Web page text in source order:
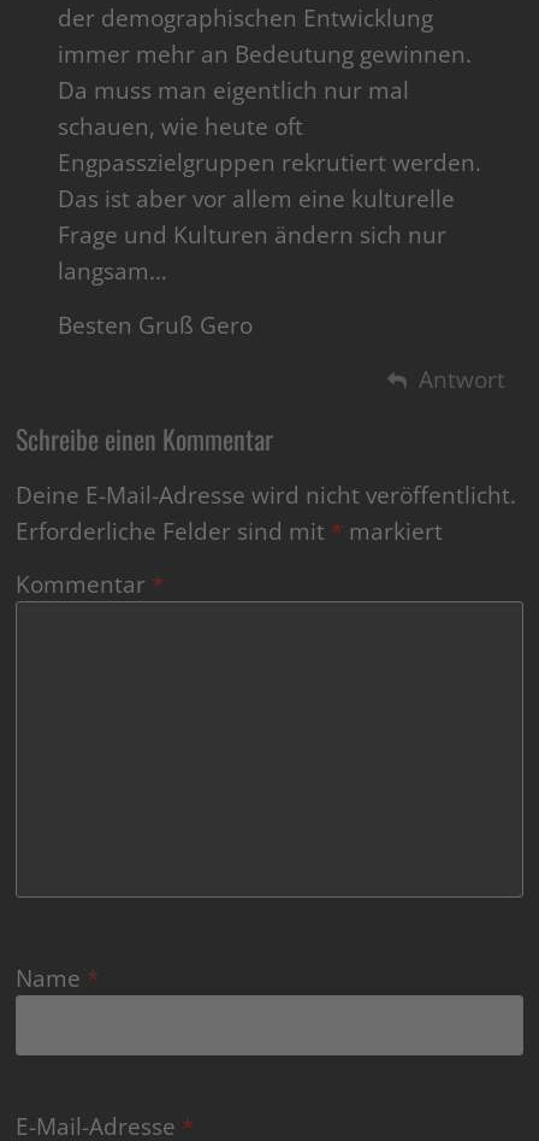
der demographischen Entwicklung
immer mehr an Bedeutung gewinnen.
Da muss man eigentlich nur mal
schauen, wie heute oft
Engpasszielgruppen rekrutiert werden.
Das ist aber vor allem eine kulturelle
Frage und Kulturen ändern sich nur
langsam…
Besten Gruß Gero
Antwort
Schreibe einen Kommentar
Deine E-Mail-Adresse wird nicht veröffentlicht.
Erforderliche Felder sind mit * markiert
Kommentar *
Name *
E-Mail-Adresse *